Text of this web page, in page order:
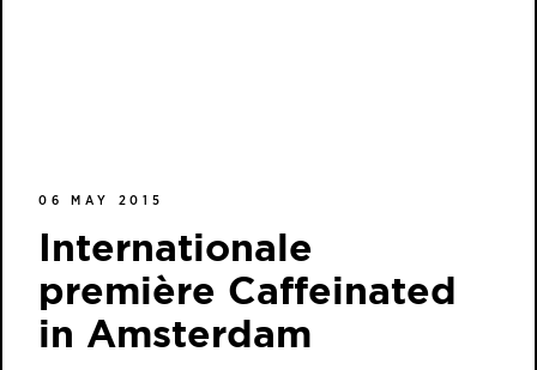
06 MAY 2015
Internationale
première Caffeinated
in Amsterdam